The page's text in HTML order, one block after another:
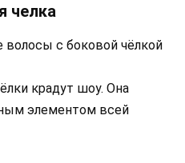
челка
крадут шоу. Она
элементом всей